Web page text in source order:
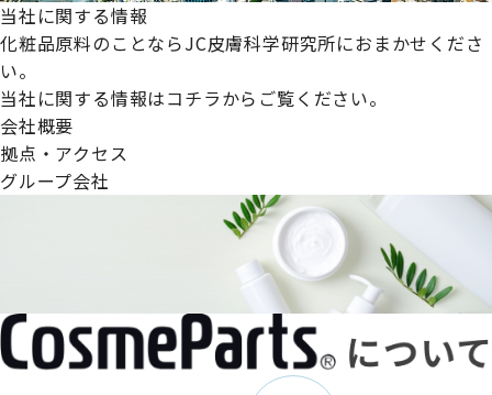
当社に関する情報
化粧品原料のことならJC皮膚科学研究所におまかせくださ
い。
当社に関する情報はコチラからご覧ください。
会社概要
拠点・アクセス
グループ会社